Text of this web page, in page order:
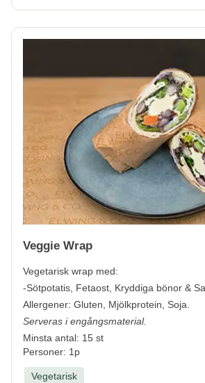
Veggie Wrap
Vegetarisk wrap med:
-Sötpotatis, Fetaost, Kryddiga bönor &
Allergener: Gluten, Mjölkprotein, Soja.
Serveras i engångsmaterial.
Minsta antal: 15 st
Personer: 1p
Vegetarisk